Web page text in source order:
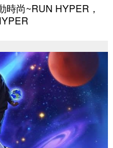
時尚~RUN HYPER，